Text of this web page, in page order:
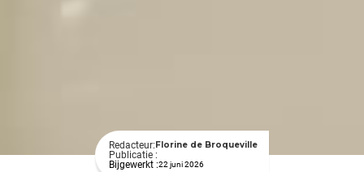
Redacteur: Florine de Broqueville
Publicatie :
Bijgewerkt :22 juni 2026